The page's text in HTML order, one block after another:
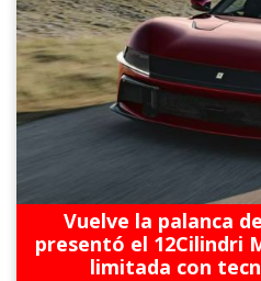
Vuelve la palanca
presentó el 12Cilindri
limitada con